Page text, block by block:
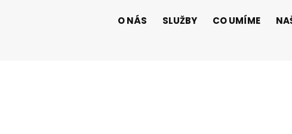
O NÁS SLUŽBY CO UMÍME